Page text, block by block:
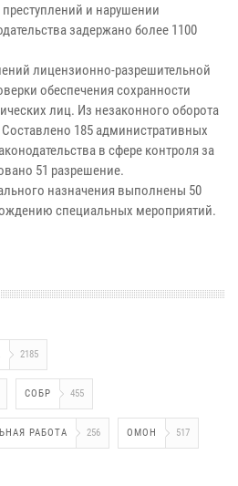
и нарушении
задержано более 1100
лицензионно-разрешительной
обеспечения сохранности
лиц. Из незаконного оборота
185 административных
в сфере контроля за
51 разрешение.
назначения выполнены 50
специальных мероприятий.
2185
СОБР 455
РАБОТА 256 ОМОН 517